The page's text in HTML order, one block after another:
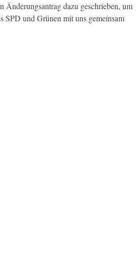
dazu geschrieben, um
SPD und Grünen mit uns gemeinsam